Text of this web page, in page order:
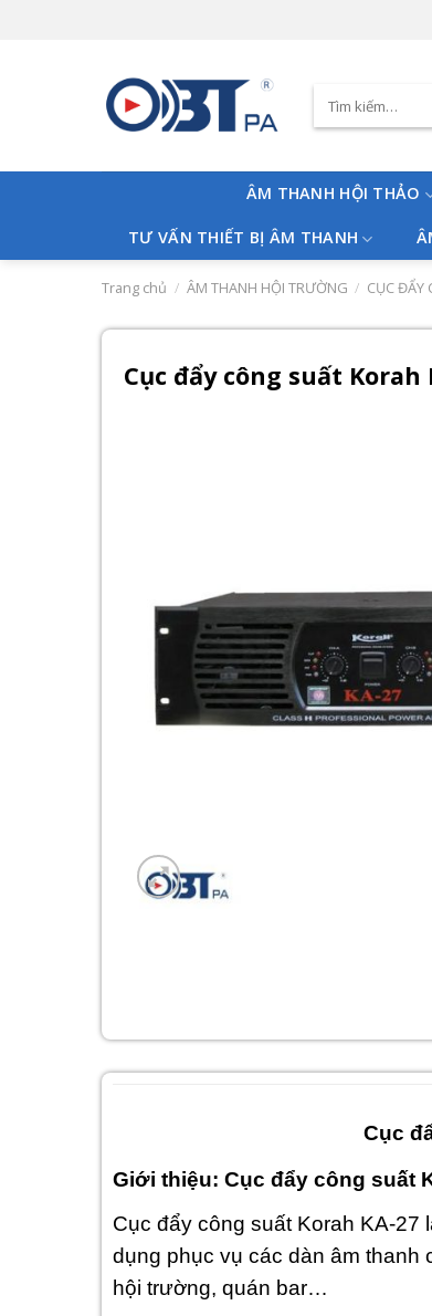
Tìm
kiếm:
ÂM THANH HỘI THẢO
TƯ VẤN THIẾT BỊ ÂM THANH
Trang chủ / ÂM THANH HỘI TRƯỜNG / CỤC ĐẨY
Cục đẩy công suất Korah
Cục
Giới thiệu: Cục đẩy công suất
Cục đẩy công suất Korah KA-
dụng phục vụ các dàn âm thanh
hội trường, quán bar…